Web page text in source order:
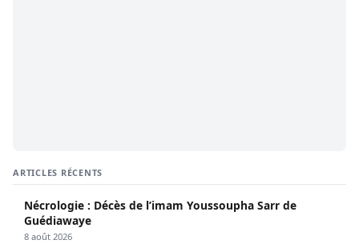
ARTICLES RÉCENTS
Nécrologie : Décès de l’imam Youssoupha Sarr de
Guédiawaye
8 août 2026